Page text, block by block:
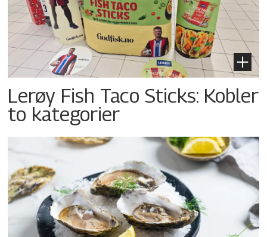
Lerøy Fish Taco Sticks: Kobler
to kategorier